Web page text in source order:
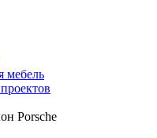
мебель
Porsche